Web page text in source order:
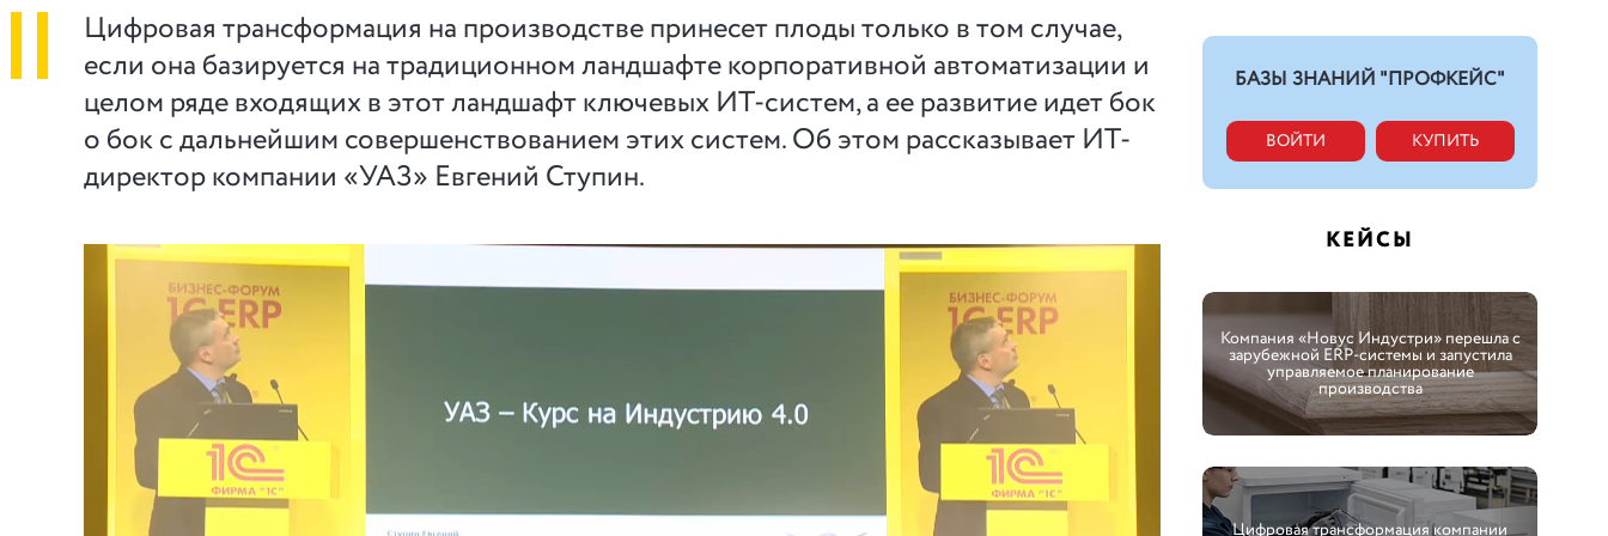
||
Цифровая трансформация на производстве принесет плоды только в том случае,
если она базируется на традиционном ландшафте корпоративной автоматизации и
целом ряде входящих в этот ландшафт ключевых ИТ-систем, а ее развитие идет бок
о бок с дальнейшим совершенствованием этих систем. Об этом рассказывает ИТ-
директор компании «УАЗ» Евгений Ступин.
БАЗЫ ЗНАНИЙ "ПРОФКЕЙС"
ВОЙТИ КУПИТЬ
КЕЙСЫ
Компания «Новус Индустри» перешла с
зарубежной ERP-системы и запустила
управляемое планирование
производства
Цифровая трансформация компании